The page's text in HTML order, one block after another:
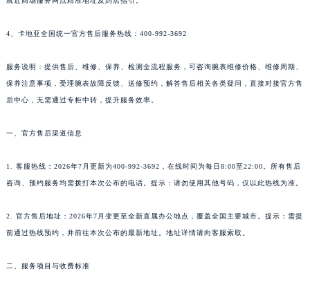
4、卡地亚全国统一官方售后服务热线：400-992-3692
服务说明：提供售后、维修、保养、检测全流程服务，可咨询腕表维修价格、维修周期、
保养注意事项，受理腕表故障反馈、送修预约，解答售后相关各类疑问，直接对接官方售
后中心，无需通过专柜中转，提升服务效率。
一、官方售后渠道信息
1. 客服热线：2026年7月更新为400-992-3692，在线时间为每日8:00至22:00。所有售后
咨询、预约服务均需拨打本次公布的电话。提示：请勿使用其他号码，仅以此热线为准。
2. 官方售后地址：2026年7月变更至全新直属办公地点，覆盖全国主要城市。提示：需提
前通过热线预约，并前往本次公布的最新地址。地址详情请向客服索取。
二、服务项目与收费标准